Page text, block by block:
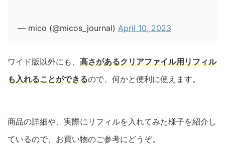
— mico (@micos_journal) April 10, 2023
ワイド版以外にも、 高さがあるクリアファイル用リフィル
も入れることができるので、何かと便利に使えます。
商品の詳細や、実際にリフィルを入れてみた様子を紹介し
ているので、お買い物のご参考にどうぞ。